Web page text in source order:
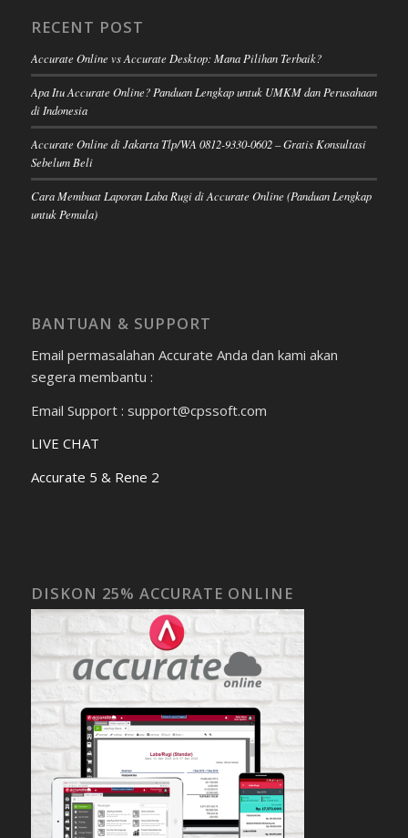
RECENT POST
Accurate Online vs Accurate Desktop: Mana Pilihan Terbaik?
Apa Itu Accurate Online? Panduan Lengkap untuk UMKM dan Perusahaan
di Indonesia
Accurate Online di Jakarta Tlp/WA 0812-9330-0602 – Gratis Konsultasi
Sebelum Beli
Cara Membuat Laporan Laba Rugi di Accurate Online (Panduan Lengkap
untuk Pemula)
BANTUAN & SUPPORT
Email permasalahan Accurate Anda dan kami akan
segera membantu :
Email Support : support@cpssoft.com
LIVE CHAT
Accurate 5 & Rene 2
DISKON 25% ACCURATE ONLINE